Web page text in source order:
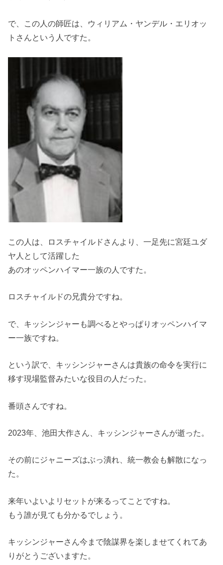
で、この人の師匠は、ウィリアム・ヤンデル・エリオッ
トさんという人ですた。
この人は、ロスチャイルドさんより、一足先に宮廷ユダ
ヤ人として活躍した
あのオッペンハイマー一族の人ですた。
ロスチャイルドの兄貴分ですね。
で、キッシンジャーも調べるとやっぱりオッペンハイマ
ー一族ですね。
という訳で、キッシンジャーさんは貴族の命令を実行に
移す現場監督みたいな役目の人だった。
番頭さんですね。
2023年、池田大作さん、キッシンジャーさんが逝った。
その前にジャニーズはぶっ潰れ、統一教会も解散になっ
た。
来年いよいよリセットが来るってことですね。
もう誰が見ても分かるでしょう。
キッシンジャーさん今まで陰謀界を楽しませてくれてあ
りがとうございますた。